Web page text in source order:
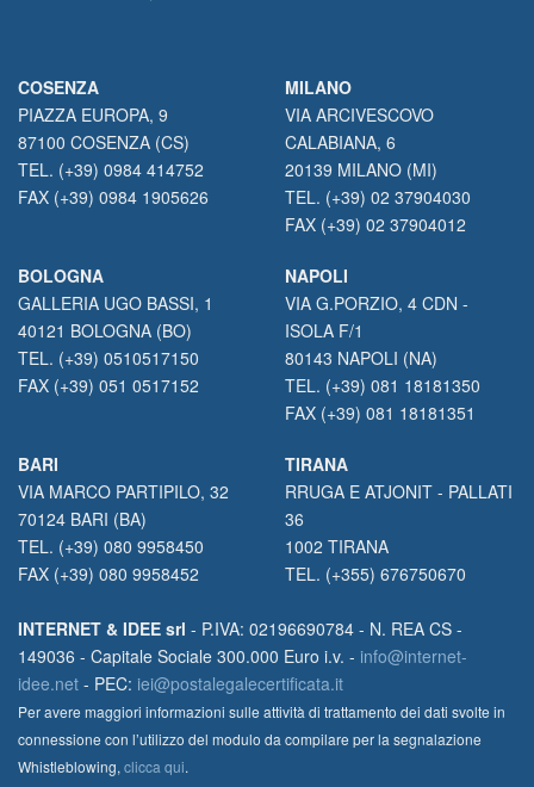
COSENZA
PIAZZA EUROPA, 9
87100 COSENZA (CS)
TEL. (+39) 0984 414752
FAX (+39) 0984 1905626
MILANO
VIA ARCIVESCOVO
CALABIANA, 6
20139 MILANO (MI)
TEL. (+39) 02 37904030
FAX (+39) 02 37904012
BOLOGNA
GALLERIA UGO BASSI, 1
40121 BOLOGNA (BO)
TEL. (+39) 0510517150
FAX (+39) 051 0517152
NAPOLI
VIA G.PORZIO, 4 CDN -
ISOLA F/1
80143 NAPOLI (NA)
TEL. (+39) 081 18181350
FAX (+39) 081 18181351
BARI
VIA MARCO PARTIPILO, 32
70124 BARI (BA)
TEL. (+39) 080 9958450
FAX (+39) 080 9958452
TIRANA
RRUGA E ATJONIT - PALLATI
36
1002 TIRANA
TEL. (+355) 676750670
INTERNET & IDEE srl - P.IVA: 02196690784 - N. REA CS -
149036 - Capitale Sociale 300.000 Euro i.v. - info@internet-
idee.net - PEC: iei@postalegalecertificata.it
Per avere maggiori informazioni sulle attività di trattamento dei dati svolte in
connessione con l’utilizzo del modulo da compilare per la segnalazione
Whistleblowing, clicca qui.